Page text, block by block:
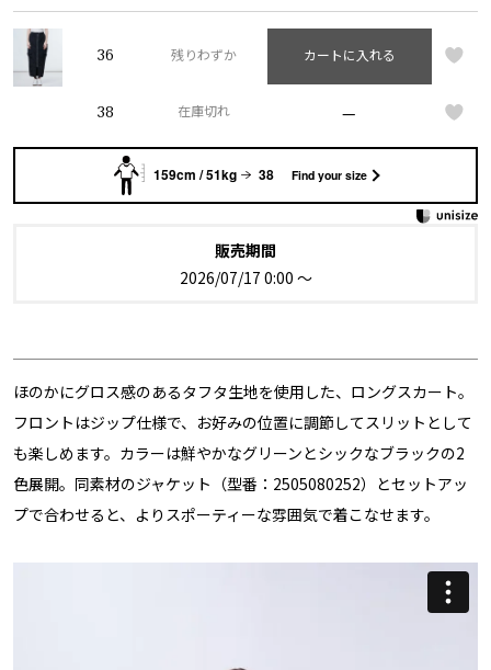
36 残りわずか カートに入れる
38 在庫切れ —
159cm / 51kg 38 Find your size
販売期間
2026/07/17 0:00 〜
ほのかにグロス感のあるタフタ生地を使用した、ロングスカート。
フロントはジップ仕様で、お好みの位置に調節してスリットとして
も楽しめます。カラーは鮮やかなグリーンとシックなブラックの2
色展開。同素材のジャケット（型番：2505080252）とセットアッ
プで合わせると、よりスポーティーな雰囲気で着こなせます。